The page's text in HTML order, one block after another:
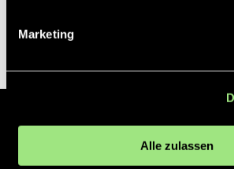
Marketing
Alle zulassen
Der Hockeyliga e.V. ist verantwortlich für die